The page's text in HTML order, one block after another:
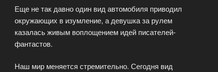
Еще не так давно один вид автомобиля приводил
окружающих в изумление, а девушка за рулем
казалась живым воплощением идей писателей-
фантастов.
Наш мир меняется стремительно. Сегодня вид